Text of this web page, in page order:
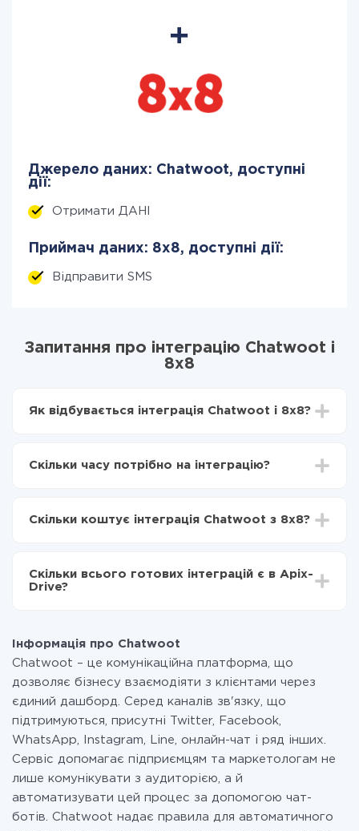
Джерело даних: Chatwoot, доступні
дії:
Отримати ДАНІ
Приймач даних: 8x8, доступні дії:
Відправити SMS
Запитання про інтеграцію Chatwoot і
8x8
Як відбувається інтеграція Chatwoot і 8x8?
Вибираєте які дані передавати з Chatwoot в 8x8
Chatwoot в 8x8
Скільки часу потрібно на інтеграцію?
становити від 5-ти до 30-хвилин. У середньому
Скільки коштує інтеграція Chatwoot з 8x8?
Ви оплачуєте лише кількість даних, які за фактом
передаються з однієї вашої системи в іншу через
при необхідності. Детальніше про
Скільки всього готових інтеграцій є в Apix-
Drive?
Інформація про Chatwoot
Chatwoot – це комунікаційна платформа, що
дозволяє бізнесу взаємодіяти з клієнтами через
єдиний дашборд. Серед каналів зв'язку, що
підтримуються, присутні Twitter, Facebook,
WhatsApp, Instagram, Line, онлайн-чат і ряд інших.
Сервіс допомагає підприємцям та маркетологам не
лише комунікувати з аудиторією, а й
автоматизувати цей процес за допомогою чат-
ботів. Chatwoot надає правила для автоматичного